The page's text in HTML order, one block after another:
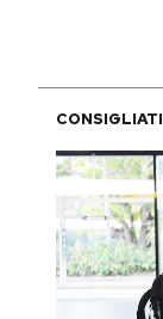
CONSIGLIATI